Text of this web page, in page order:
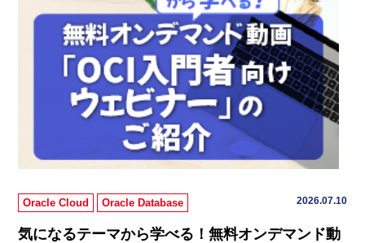
Oracle Cloud Oracle Database 2026.07.10
気になるテーマから学べる！無料オンデマンド動